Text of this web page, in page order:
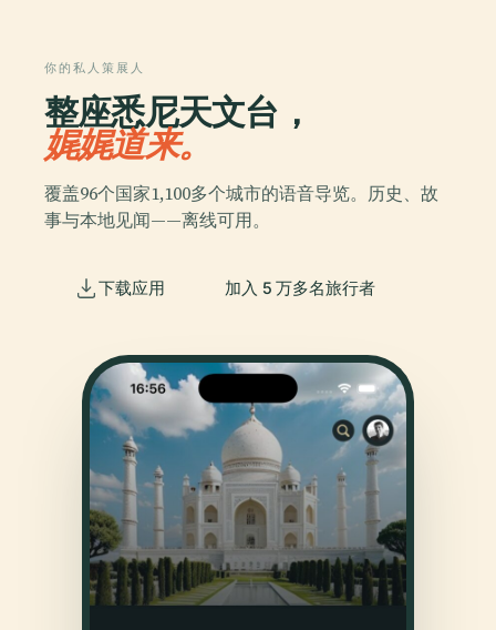
你的私人策展人
整座悉尼天文台，
娓娓道来。
覆盖96个国家1,100多个城市的语音导览。历史、故
事与本地见闻——离线可用。
下载应用 加入 5 万多名旅行者